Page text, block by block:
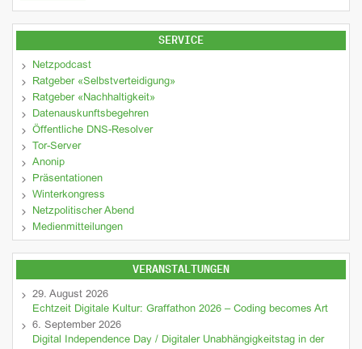
SERVICE
Netzpodcast
Ratgeber «Selbstverteidigung»
Ratgeber «Nachhaltigkeit»
Datenauskunftsbegehren
Öffentliche DNS-Resolver
Tor-Server
Anonip
Präsentationen
Winterkongress
Netzpolitischer Abend
Medienmitteilungen
VERANSTALTUNGEN
29. August 2026
Echtzeit Digitale Kultur: Graffathon 2026 – Coding becomes Art
6. September 2026
Digital Independence Day / Digitaler Unabhängigkeitstag in der